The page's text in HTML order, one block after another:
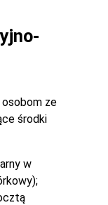
ze
środki
w